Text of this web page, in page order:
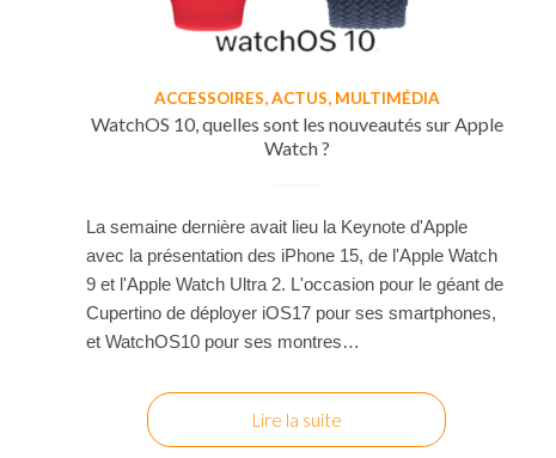
ACCESSOIRES,ACTUS, MULTIMÉDIA
WatchOS 10, quelles sont les nouveautés sur Apple
Watch ?
La semaine dernière avait lieu la Keynote d'Apple
avec la présentation des iPhone 15, de l'Apple Watch
9 et l'Apple Watch Ultra 2. L'occasion pour le géant de
Cupertino de déployer iOS17 pour ses smartphones,
et WatchOS10 pour ses montres…
Lire la suite